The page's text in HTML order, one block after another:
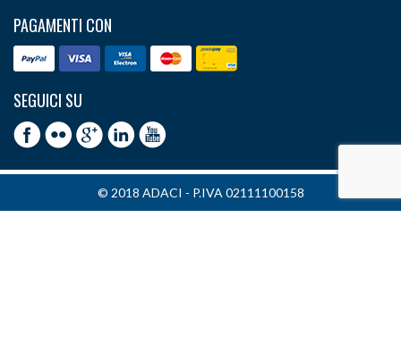
PAGAMENTI CON
SEGUICI SU
© 2018 ADACI - P.IVA 02111100158